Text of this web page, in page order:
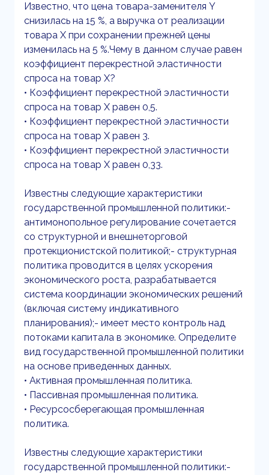
Известно, что цена товара-заменителя Y
снизилась на 15 %, а выручка от реализации
товара X при сохранении прежней цены
изменилась на 5 %.Чему в данном случае равен
коэффициент перекрестной эластичности
спроса на товар X?
• Коэффициент перекрестной эластичности
спроса на товар X равен 0,5.
• Коэффициент перекрестной эластичности
спроса на товар X равен 3.
• Коэффициент перекрестной эластичности
спроса на товар X равен 0,33.
Известны следующие характеристики
государственной промышленной политики:-
антимонопольное регулирование сочетается
со структурной и внешнеторговой
протекционистской политикой;- структурная
политика проводится в целях ускорения
экономического роста, разрабатывается
система координации экономических решений
(включая систему индикативного
планирования);- имеет место контроль над
потоками капитала в экономике. Определите
вид государственной промышленной политики
на основе приведенных данных.
• Активная промышленная политика.
• Пассивная промышленная политика.
• Ресурсосберегающая промышленная
политика.
Известны следующие характеристики
государственной промышленной политики:-